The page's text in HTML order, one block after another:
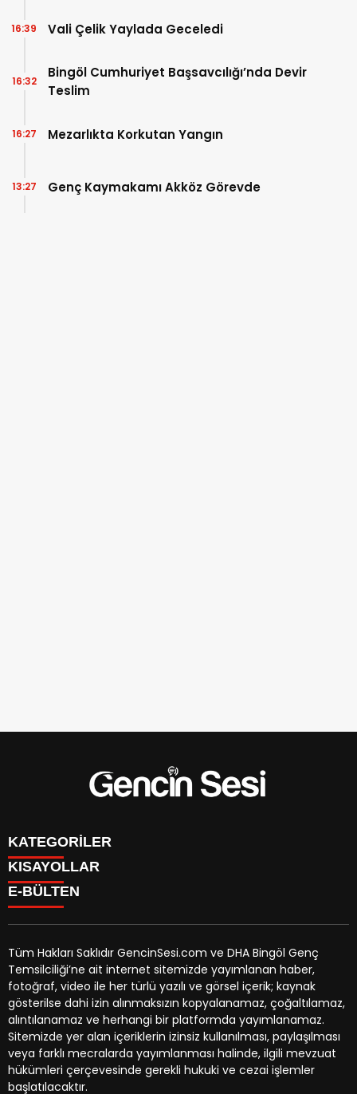
Vali Çelik Yaylada Geceledi
16:39
Bingöl Cumhuriyet Başsavcılığı’nda Devir
Teslim
16:32
Mezarlıkta Korkutan Yangın
16:27
Genç Kaymakamı Akköz Görevde
13:27
KATEGORİLER
GENÇ
BİNGÖL
ÖZEL HABER
EKONOMİ
YEREL HABERLER
CANLI BORSA
KÜNYE
İLETİŞİM
KISAYOLLAR
BURÇLAR
CANLI TV
HAVA DURUMU
NÖBETÇİ ECZANELER
TRAFİK DURUMU
YEREL HABERLER
GAZETELER
E-BÜLTEN
gencinsesi.com e-bültenine abone olarak, tarafınıza haber,
duyuru ve kampanya içerikli e-postaların gönderilmesini
kabul etmiş olursunuz.
Tüm Hakları Saklıdır GencinSesi.com ve DHA Bingöl Genç
Temsilciliği’ne ait internet sitemizde yayımlanan haber,
fotoğraf, video ile her türlü yazılı ve görsel içerik; kaynak
gösterilse dahi izin alınmaksızın kopyalanamaz, çoğaltılamaz,
alıntılanamaz ve herhangi bir platformda yayımlanamaz.
Sitemizde yer alan içeriklerin izinsiz kullanılması, paylaşılması
veya farklı mecralarda yayımlanması halinde, ilgili mevzuat
hükümleri çerçevesinde gerekli hukuki ve cezai işlemler
başlatılacaktır.